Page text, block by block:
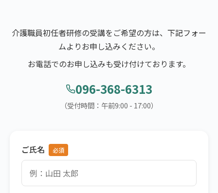
介護職員初任者研修の受講をご希望の方は、下記フォー
ムよりお申し込みください。
お電話でのお申し込みも受け付けております。
096-368-6313
（受付時間：午前9:00 - 17:00）
ご氏名